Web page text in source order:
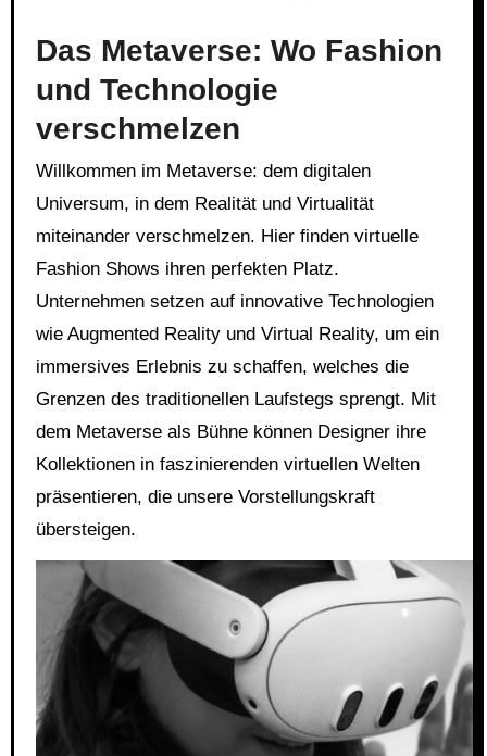
Das Metaverse: Wo Fashion
und Technologie
verschmelzen
Willkommen im Metaverse: dem digitalen
Universum, in dem Realität und Virtualität
miteinander verschmelzen. Hier finden virtuelle
Fashion Shows ihren perfekten Platz.
Unternehmen setzen auf innovative Technologien
wie Augmented Reality und Virtual Reality, um ein
immersives Erlebnis zu schaffen, welches die
Grenzen des traditionellen Laufstegs sprengt. Mit
dem Metaverse als Bühne können Designer ihre
Kollektionen in faszinierenden virtuellen Welten
präsentieren, die unsere Vorstellungskraft
übersteigen.